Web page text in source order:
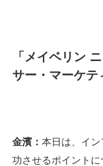
「メイベリン
サー・マーケテ
金濱： 本日は、イ
功させるポイント